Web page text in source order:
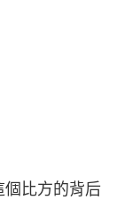
個比方的背后